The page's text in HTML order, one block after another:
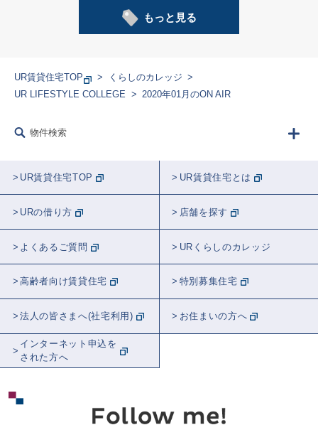
ガーデニング 家事
音楽 学校 睡眠
観葉植物 近居
スポット紹介 全国 埼玉
神奈川 関東 茨城
北海道 愛知 大阪
もっと見る
UR賃貸住宅TOP
くらしのカレッジ
UR LIFESTYLE COLLEGE
2020年01月のON AIR
物件検索
UR賃貸住宅TOP UR賃貸住宅とは
URの借り方 店舗を探す
よくあるご質問 URくらしのカレッジ
高齢者向け賃貸住宅 特別募集住宅
法人の皆さまへ(社宅利用) お住まいの方へ
インターネット申込を
された方へ